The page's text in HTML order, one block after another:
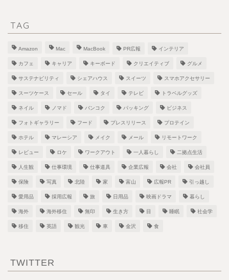
TAG
Amazon Mac MacBook PR広報 インテリア
カフェ キャリア キーボード クリエイティブ グルメ
サステナビリティ シェアハウス スイーツ スマホアクセサリー
スーツケース セール タイ テレビ トラベルグッズ
ネイル ノマド バンコク パッキング ビジネス
フォトギャラリー フード プレスリリース プロテイン
ホテル マレーシア メイク メール リモートワーク
レビュー ロケ ワークアウト 一人暮らし 二拠点生活
人生観 仕事環境 仕事道具 企業広報 会社 会社員
保険 写真 北陸 家 富山 広報PR 引っ越し
愛用品 採用広報 旅 日用品 映画ドラマ 暮らし
海外 海外移住 無印 生き方 目 睡眠 社会学
移住 英語 観光 車 金沢 食
TWITTER